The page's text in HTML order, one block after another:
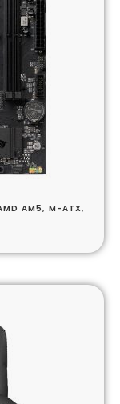
AM5, M-ATX,